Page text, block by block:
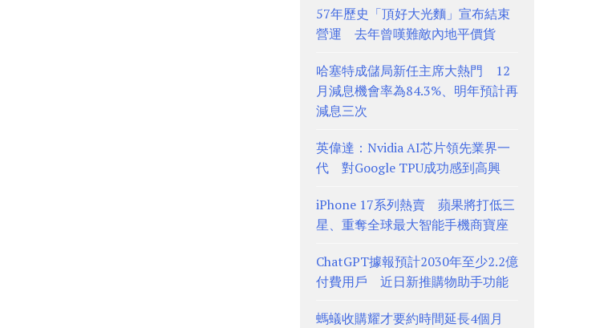
57年歷史「頂好大光麵」宣布結束
營運 去年曾嘆難敵內地平價貨
哈塞特成儲局新任主席大熱門 12
月減息機會率為84.3%、明年預計再
減息三次
英偉達：Nvidia AI芯片領先業界一
代 對Google TPU成功感到高興
iPhone 17系列熱賣 蘋果將打低三
星、重奪全球最大智能手機商寶座
ChatGPT據報預計2030年至少2.2億
付費用戶 近日新推購物助手功能
螞蟻收購耀才要約時間延長4個月